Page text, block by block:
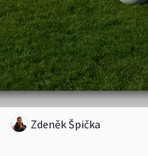
Zdeněk Špička